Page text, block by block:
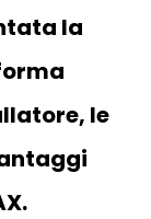
la
le